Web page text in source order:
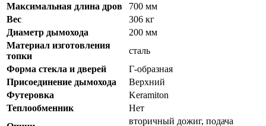
Максимальная длина дров
700 мм
Вес
306 кг
Диаметр дымохода
200 мм
Материал изготовления
топки
сталь
Форма стекла и дверей
Г-образная
Присоединение дымохода
Верхний
Футеровка
Keramiton
Теплообменник
Нет
вторичный дожиг, подача